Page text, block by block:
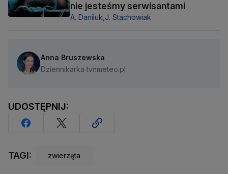
nie jesteśmy serwisantami
A. Daniluk, J. Stachowiak
Anna Bruszewska
Dziennikarka tvnmeteo.pl
UDOSTĘPNIJ:
TAGI: zwierzęta